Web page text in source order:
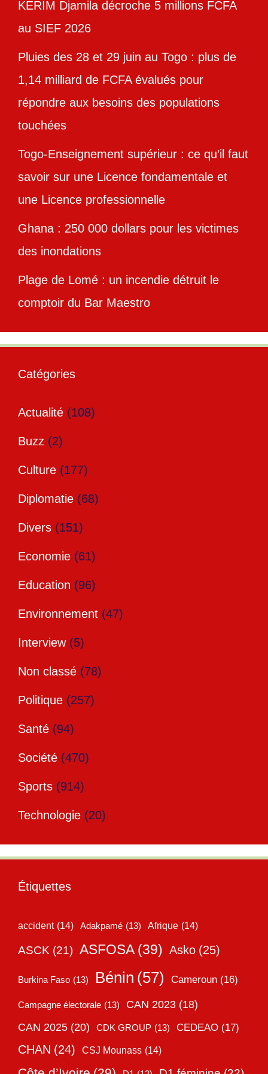
KERIM Djamila décroche 5 millions FCFA
au SIEF 2026
Pluies des 28 et 29 juin au Togo : plus de
1,14 milliard de FCFA évalués pour
répondre aux besoins des populations
touchées
Togo-Enseignement supérieur : ce qu’il faut
savoir sur une Licence fondamentale et
une Licence professionnelle
Ghana : 250 000 dollars pour les victimes
des inondations
Plage de Lomé : un incendie détruit le
comptoir du Bar Maestro
Catégories
Actualité (108)
Buzz (2)
Culture (177)
Diplomatie (68)
Divers (151)
Economie (61)
Education (96)
Environnement (47)
Interview(5)
Non classé (78)
Politique (257)
Santé (94)
Société (470)
Sports (914)
Technologie (20)
Étiquettes
accident (14) Adakpamé (13) Afrique (14)
ASCK (21) ASFOSA (39) Asko (25)
Burkina Faso (13) Bénin (57) Cameroun (16)
Campagne électorale (13) CAN 2023 (18)
CAN 2025 (20) CDK GROUP (13) CEDEAO (17)
CHAN (24) CSJ Mounass (14)